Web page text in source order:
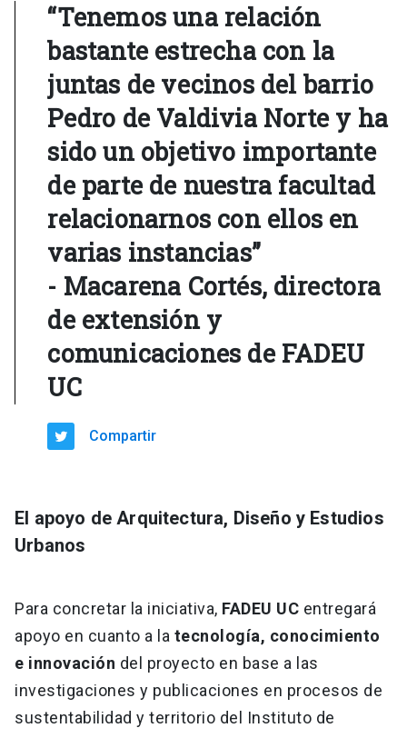
“Tenemos una relación
bastante estrecha con la
juntas de vecinos del barrio
Pedro de Valdivia Norte y ha
sido un objetivo importante
de parte de nuestra facultad
relacionarnos con ellos en
varias instancias”
- Macarena Cortés, directora
de extensión y
comunicaciones de FADEU
UC
Compartir
El apoyo de Arquitectura, Diseño y Estudios
Urbanos
Para concretar la iniciativa, FADEU UC entregará
apoyo en cuanto a la tecnología, conocimiento
e innovación del proyecto en base a las
investigaciones y publicaciones en procesos de
sustentabilidad y territorio del Instituto de